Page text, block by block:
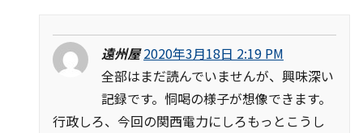
遠州屋 2020年3月18日 2:19 PM
全部はまだ読んでいませんが、興味深い
記録です。恫喝の様子が想像できます。
行政しろ、今回の関西電力にしろもっとこうし